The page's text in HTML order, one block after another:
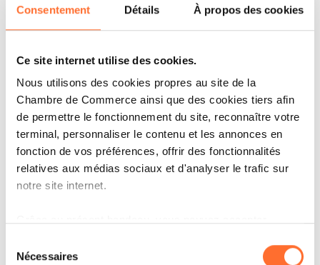
Consentement Détails À propos des cookies
Ce site internet utilise des cookies.
Nous utilisons des cookies propres au site de la
Chambre de Commerce ainsi que des cookies tiers afin
de permettre le fonctionnement du site, reconnaître votre
terminal, personnaliser le contenu et les annonces en
fonction de vos préférences, offrir des fonctionnalités
relatives aux médias sociaux et d'analyser le trafic sur
notre site internet.
à l’exception des cookies strictement nécessaires au
Nécessaires
immobilier voisin. À terme, nous aurons un
beau quartier et de nouveaux clients mais en
attendant, cela fait plusieurs années que notre
commerce souffre d’un manque d’accessibilité,
d’une baisse de passage dans la rue et de
nuisances diverses telles que la poussière et le
bruit. Nous avons même eu l’enseigne arrachée
par un camion ! Les petites structures comme la
auxquelles elles ont droit pour compenser des